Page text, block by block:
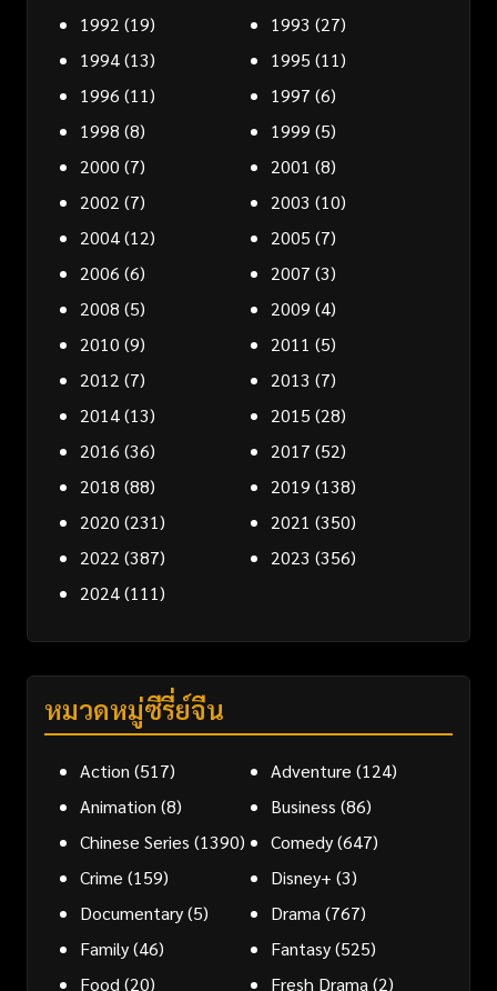
1992 (19) 1993 (27)
1994(13) 1995 (11)
1996 (11) 1997 (6)
1998 (8) 1999 (5)
2000 (7) 2001 (8)
2002 (7) 2003 (10)
2004(12) 2005 (7)
2006 (6) 2007 (3)
2008 (5) 2009 (4)
2010 (9) 2011 (5)
2012 (7) 2013 (7)
2014(13) 2015 (28)
2016 (36) 2017 (52)
2018 (88) 2019 (138)
2020 (231) 2021 (350)
2022 (387) 2023 (356)
2024(111)
หมวดหมู่ซีรี่ย์จีน
Action (517) Adventure (124)
Animation (8) Business (86)
Chinese Series (1390) Comedy(647)
Crime (159) Disney+ (3)
Documentary(5) Drama(767)
Family(46) Fantasy(525)
Food(20) Fresh Drama(2)